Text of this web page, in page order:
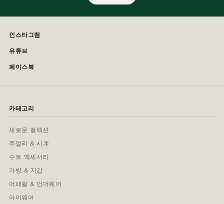
인스타그램
유튜브
페이스북
카테고리
새로운 컬렉션
주얼리 & 시계
수트 액세서리
가방 & 지갑
어패럴 & 언더웨어
아이웨어